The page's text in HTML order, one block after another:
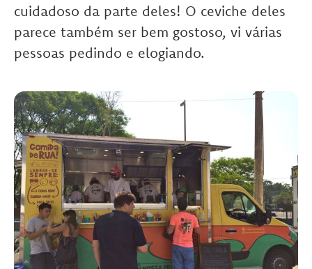
cuidadoso da parte deles! O ceviche deles
parece também ser bem gostoso, vi várias
pessoas pedindo e elogiando.